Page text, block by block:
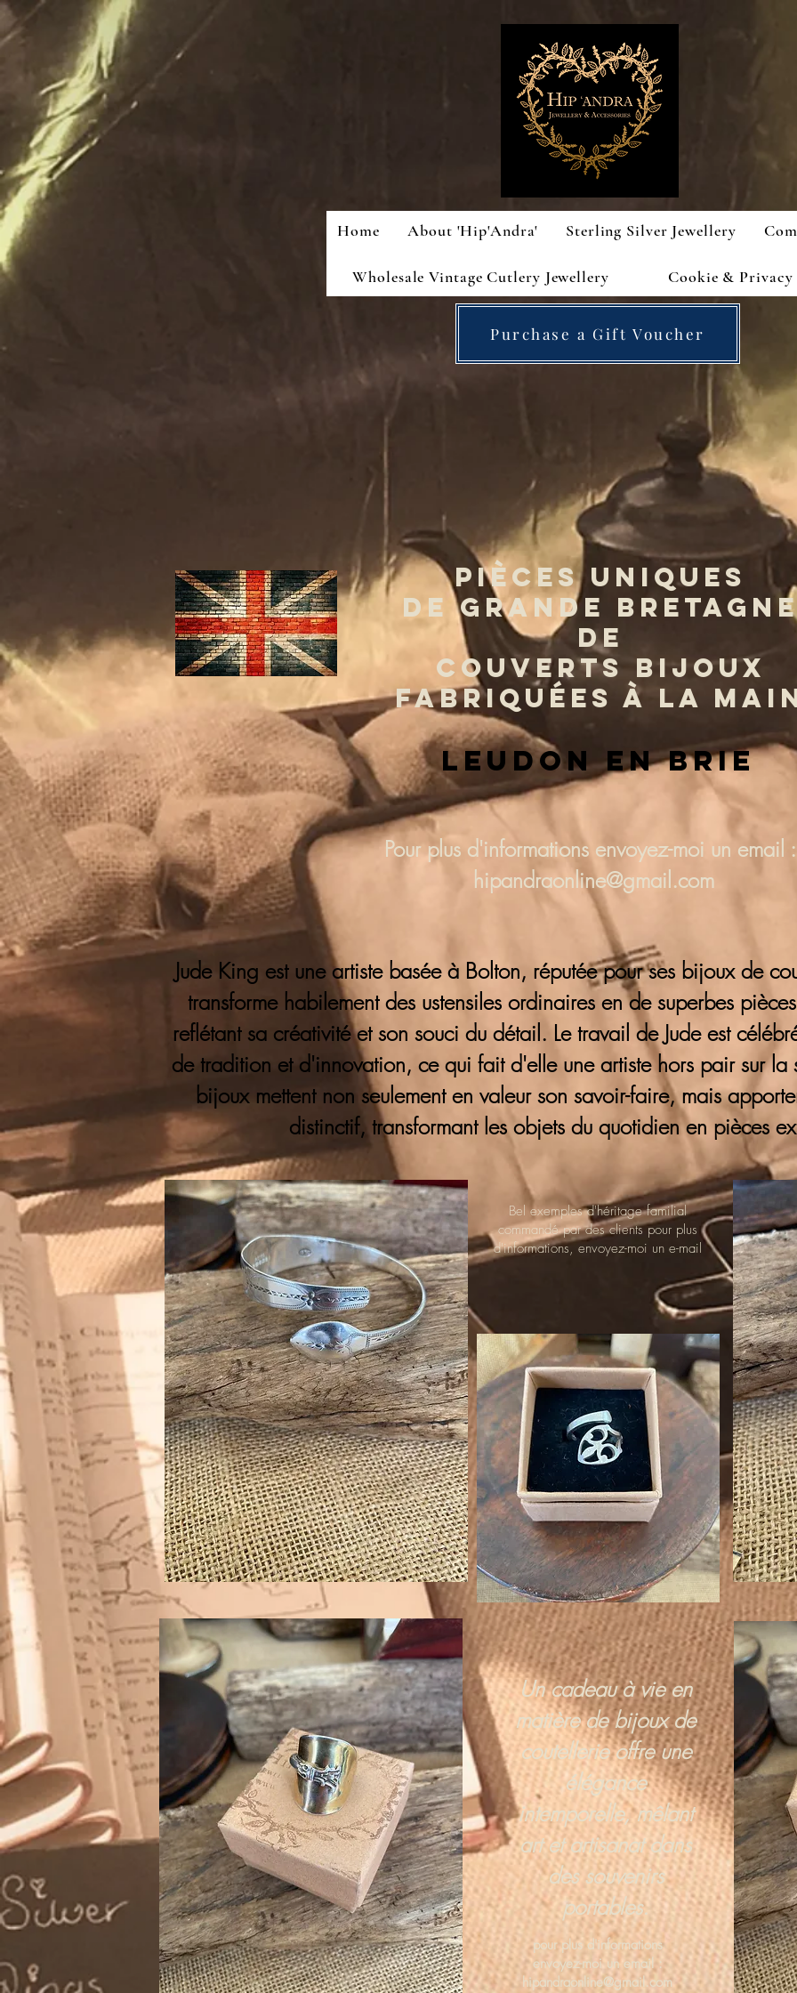
Home About 'Hip'Andra' Sterling Silver Jewellery
Wholesale Vintage Cutlery Jewellery Cookie &
Purchase a Gift Voucher
PIÈCES UNIQUES
DE GRANDE
DE
COUVERTS BIJOUX
FABRIQUÉES À LA
leudon en brie
Pour plus d'informations envoyez-moi un email :
hipandraonline@gmail.com
Jude King est une artiste basée à Bolton, réputée pour ses bijoux de
transforme habilement des ustensiles ordinaires en de superbes
reflétant sa créativité et son souci du détail. Le travail de Jude est
de tradition et d'innovation, ce qui fait d'elle une artiste hors pair sur la
bijoux mettent non seulement en valeur son savoir-faire, mais
distinctif, transformant les objets du quotidien en pièces
Bel exemples d'héritage familial
commandé par des clients pour plus
d'informations, envoyez-moi un e-mail
Un cadeau à vie en
matière de bijoux de
coutellerie offre une
élégance
intemporelle, mêlant
art et artisanat dans
des souvenirs
portables.
pour plus d'informations
envoyez-moi un email :
hipandraonline@gmail.com